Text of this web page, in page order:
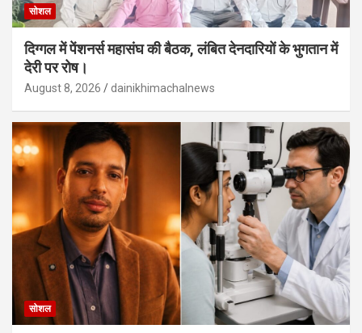
सोशल
दिग्गल में पेंशनर्स महासंघ की बैठक, लंबित देनदारियों के भुगतान में
देरी पर रोष।
August 8, 2026 dainikhimachalnews
सोशल